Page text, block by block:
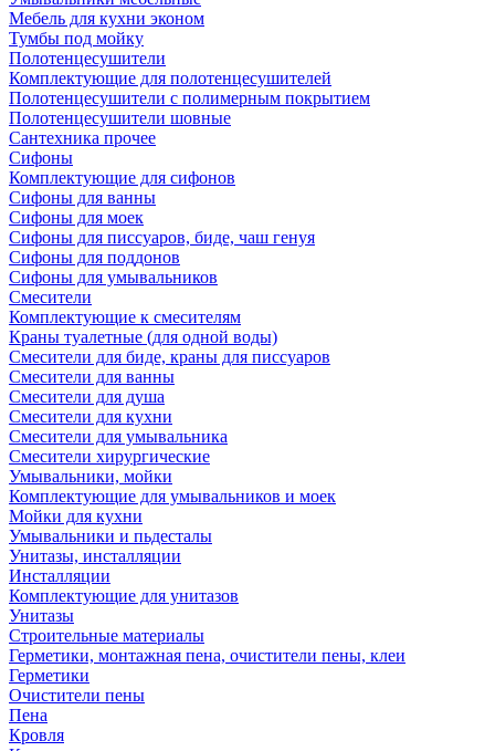
Мебель для кухни эконом
Тумбы под мойку
Полотенцесушители
Комплектующие для полотенцесушителей
Полотенцесушители с полимерным покрытием
Полотенцесушители шовные
Сантехника прочее
Сифоны
Комплектующие для сифонов
Сифоны для ванны
Сифоны для моек
Сифоны для писсуаров, биде, чаш генуя
Сифоны для поддонов
Сифоны для умывальников
Смесители
Комплектующие к смесителям
Краны туалетные (для одной воды)
Смесители для биде, краны для писсуаров
Смесители для ванны
Смесители для душа
Смесители для кухни
Смесители для умывальника
Смесители хирургические
Умывальники, мойки
Комплектующие для умывальников и моек
Мойки для кухни
Умывальники и пьдесталы
Унитазы, инсталляции
Инсталляции
Комплектующие для унитазов
Унитазы
Строительные материалы
Герметики, монтажная пена, очистители пены, клеи
Герметики
Очистители пены
Пена
Кровля